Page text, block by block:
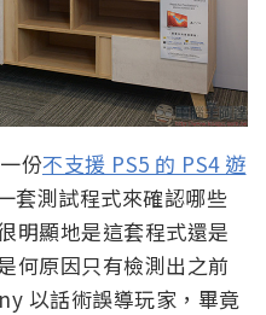
份不支援 PS5 的 PS4 遊
套測試程式來確認哪些
明顯地是這套程式還是
何原因只有檢測出之前
以話術誤導玩家，畢竟